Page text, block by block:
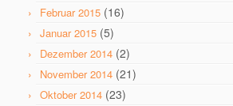
Februar 2015 (16)
Januar 2015 (5)
Dezember 2014 (2)
November 2014 (21)
Oktober 2014 (23)